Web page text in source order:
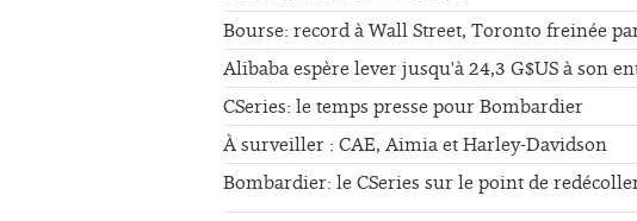
Bourse: record à Wall Street, Toronto freinée
Alibaba espère lever jusqu'à 24,3 G$US à son
CSeries: le temps presse pour Bombardier
À surveiller : CAE, Aimia et Harley-Davidson
Bombardier: le CSeries sur le point de